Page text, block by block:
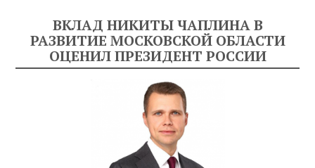
ВКЛАД НИКИТЫ ЧАПЛИНА В
РАЗВИТИЕ МОСКОВСКОЙ ОБЛАСТИ
ОЦЕНИЛ ПРЕЗИДЕНТ РОССИИ